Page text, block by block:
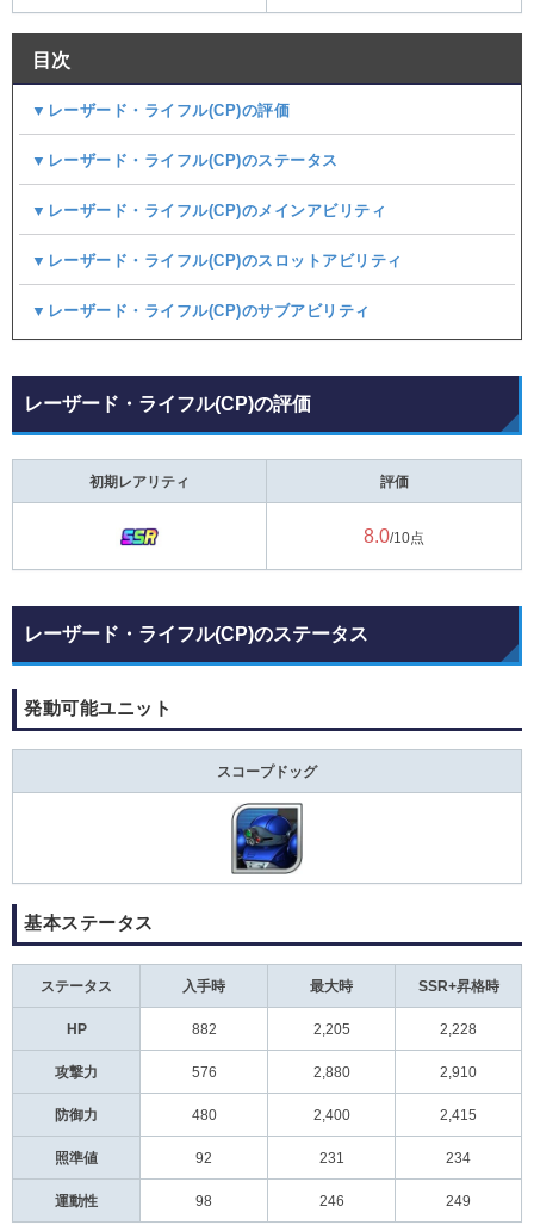
目次
▼レーザード・ライフル(CP)の評価
▼レーザード・ライフル(CP)のステータス
▼レーザード・ライフル(CP)のメインアビリティ
▼レーザード・ライフル(CP)のスロットアビリティ
▼レーザード・ライフル(CP)のサブアビリティ
レーザード・ライフル(CP)の評価
初期レアリティ 評価
8.0/10点
レーザード・ライフル(CP)のステータス
発動可能ユニット
スコープドッグ
基本ステータス
ステータス 入手時 最大時 SSR+昇格時
HP 882 2,205 2,228
攻撃力 576 2,880 2,910
防御力 480 2,400 2,415
照準値 92 231 234
運動性 98 246 249